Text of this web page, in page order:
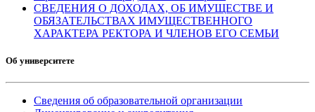
СВЕДЕНИЯ О ДОХОДАХ, ОБ ИМУЩЕСТВЕ И
ОБЯЗАТЕЛЬСТВАХ ИМУЩЕСТВЕННОГО
ХАРАКТЕРА РЕКТОРА И ЧЛЕНОВ ЕГО СЕМЬИ
Об университете
Сведения об образовательной организации